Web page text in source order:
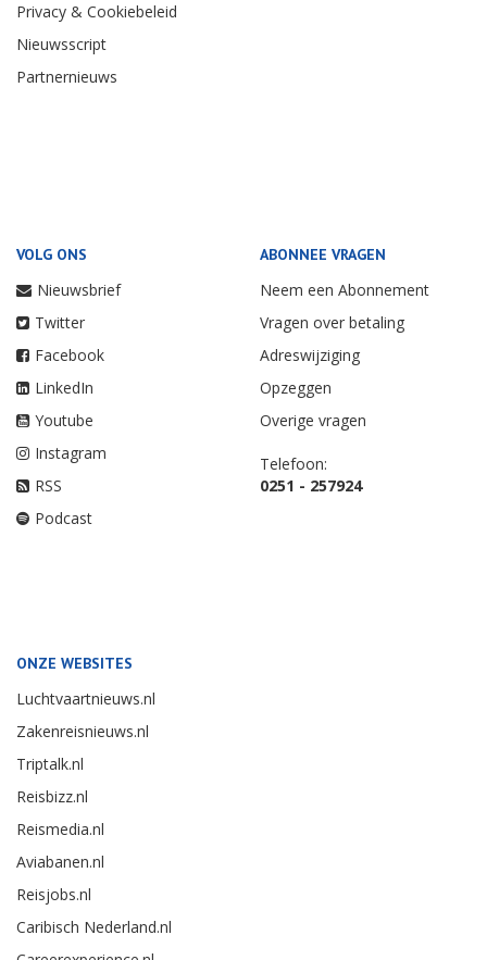
Privacy & Cookiebeleid
Nieuwsscript
Partnernieuws
VOLG ONS
Nieuwsbrief
Twitter
Facebook
LinkedIn
Youtube
Instagram
RSS
Podcast
ABONNEE VRAGEN
Neem een Abonnement
Vragen over betaling
Adreswijziging
Opzeggen
Overige vragen
Telefoon:
0251 - 257924
ONZE WEBSITES
Luchtvaartnieuws.nl
Zakenreisnieuws.nl
Triptalk.nl
Reisbizz.nl
Reismedia.nl
Aviabanen.nl
Reisjobs.nl
Caribisch Nederland.nl